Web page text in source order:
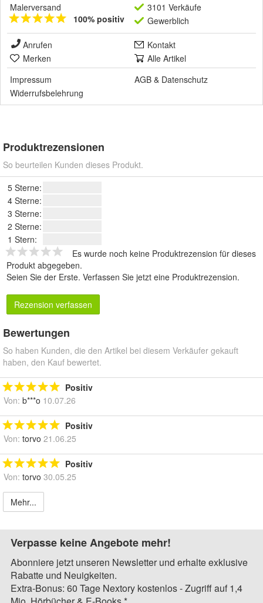
Malerversand
100% positiv
3101 Verkäufe
Gewerblich
Anrufen
Kontakt
Merken
Alle Artikel
Impressum
AGB & Datenschutz
Widerrufsbelehrung
Produktrezensionen
So beurteilen Kunden dieses Produkt.
5 Sterne:
4 Sterne:
3 Sterne:
2 Sterne:
1 Stern:
Es wurde noch keine Produktrezension für dieses
Produkt abgegeben.
Seien Sie der Erste. Verfassen Sie jetzt eine Produktrezension.
Rezension verfassen
Bewertungen
So haben Kunden, die den Artikel bei diesem Verkäufer gekauft
haben, den Kauf bewertet.
Positiv
Von: b***o 10.07.26
Positiv
Von: torvo 21.06.25
Positiv
Von: torvo 30.05.25
Mehr...
Verpasse keine Angebote mehr!
Abonniere jetzt unseren Newsletter und erhalte exklusive
Rabatte und Neuigkeiten.
Extra-Bonus: 60 Tage Nextory kostenlos - Zugriff auf 1,4